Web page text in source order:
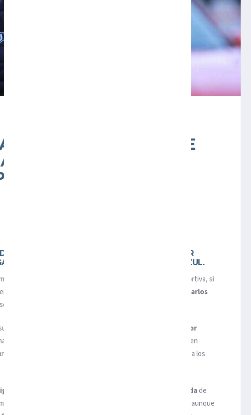
SE MANTIENE
OPCIÓN PARA
DE MÉRIDA SE MANTIENE COMO LA MEJOR
DE CARLOS LÓPEZ DE SILANES EN CRUZ AZUL.
la primera opción de
para tomar la dirección deportiva, si
del informe de actividades del director deportivo interino
Carlos
le ha informado sobre su futuro en la institución.
reporte la próxima semana al presidente de
Cruz Azul, Víctor
la determinación sobre su continuidad o no en el club, si bien
que no seguirá con La Máquina y por ello la directiva ya analiza los
Salvador Venados de Méridade
el más firme para tomar el puesto como director deportivo , aunque